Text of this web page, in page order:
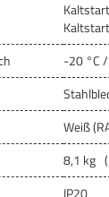
-20 °C
Weiß
8,1 kg
IP20